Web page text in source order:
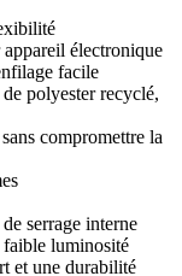
électronique
facile
polyester recyclé,
compromettre la
serrage interne
faible luminosité
et une durabilité